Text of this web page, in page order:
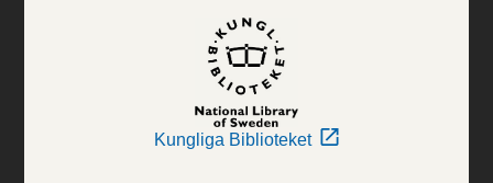
Kungliga Biblioteket